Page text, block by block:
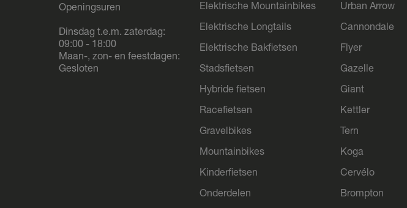
Openingsuren
Dinsdag t.e.m. zaterdag:
09:00 - 18:00
Maan-, zon- en feestdagen:
Gesloten
Elektrische Mountainbikes
Elektrische Longtails
Elektrische Bakfietsen
Stadsfietsen
Hybride fietsen
Racefietsen
Gravelbikes
Mountainbikes
Kinderfietsen
Onderdelen
Urban Arrow
Cannondale
Flyer
Gazelle
Giant
Kettler
Tern
Koga
Cervélo
Brompton